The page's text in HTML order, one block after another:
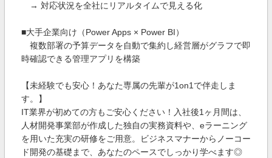
→ 対応状況を全社にリアルタイムで見える化
■大手企業向け（Power Apps × Power BI）
複数部署の予算データを自動で集約し経営層がグラフで即
時確認できる管理アプリを構築
【未経験でも安心！あなた専属の先輩が1on1で伴走しま
す。】
IT業界が初めての方もご安心ください！入社後1ヶ月間は、
人材開発事業部が作成した独自の実務資料や、eラーニング
を用いた充実の研修をご用意。ビジネスマナーからノーコー
ド開発の基礎まで、あなたのペースでしっかり学べます◎